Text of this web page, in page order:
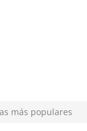
más populares